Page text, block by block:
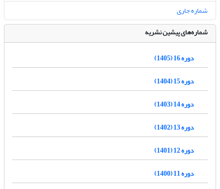
شماره جاری
شماره‌های پیشین نشریه
دوره 16 (1405)
دوره 15 (1404)
دوره 14 (1403)
دوره 13 (1402)
دوره 12 (1401)
دوره 11 (1400)